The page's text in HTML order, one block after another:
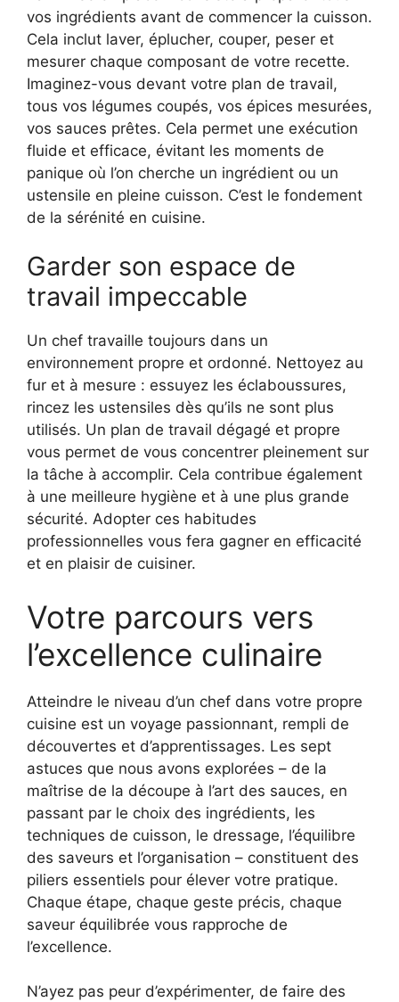
vos ingrédients avant de commencer la cuisson.
Cela inclut laver, éplucher, couper, peser et
mesurer chaque composant de votre recette.
Imaginez-vous devant votre plan de travail,
tous vos légumes coupés, vos épices mesurées,
vos sauces prêtes. Cela permet une exécution
fluide et efficace, évitant les moments de
panique où l’on cherche un ingrédient ou un
ustensile en pleine cuisson. C’est le fondement
de la sérénité en cuisine.
Garder son espace de
travail impeccable
Un chef travaille toujours dans un
environnement propre et ordonné. Nettoyez au
fur et à mesure : essuyez les éclaboussures,
rincez les ustensiles dès qu’ils ne sont plus
utilisés. Un plan de travail dégagé et propre
vous permet de vous concentrer pleinement sur
la tâche à accomplir. Cela contribue également
à une meilleure hygiène et à une plus grande
sécurité. Adopter ces habitudes
professionnelles vous fera gagner en efficacité
et en plaisir de cuisiner.
Votre parcours vers
l’excellence culinaire
Atteindre le niveau d’un chef dans votre propre
cuisine est un voyage passionnant, rempli de
découvertes et d’apprentissages. Les sept
astuces que nous avons explorées – de la
maîtrise de la découpe à l’art des sauces, en
passant par le choix des ingrédients, les
techniques de cuisson, le dressage, l’équilibre
des saveurs et l’organisation – constituent des
piliers essentiels pour élever votre pratique.
Chaque étape, chaque geste précis, chaque
saveur équilibrée vous rapproche de
l’excellence.
N’ayez pas peur d’expérimenter, de faire des